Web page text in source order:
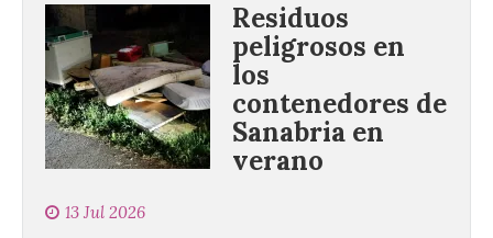
Residuos
peligrosos en
los
contenedores de
Sanabria en
verano
13 Jul 2026